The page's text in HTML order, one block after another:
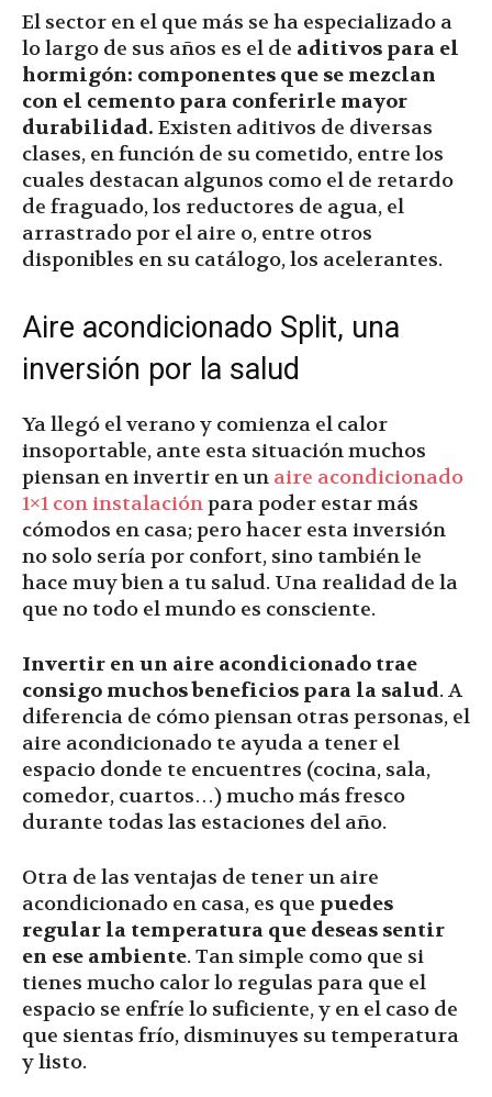
El sector en el que más se ha especializado a
lo largo de sus años es el de aditivos para el
hormigón: componentes que se mezclan
con el cemento para conferirle mayor
durabilidad. Existen aditivos de diversas
clases, en función de su cometido, entre los
cuales destacan algunos como el de retardo
de fraguado, los reductores de agua, el
arrastrado por el aire o, entre otros
disponibles en su catálogo, los acelerantes.
Aire acondicionado Split, una
inversión por la salud
Ya llegó el verano y comienza el calor
insoportable, ante esta situación muchos
piensan en invertir en un aire acondicionado
1×1 con instalaciónpara poder estar más
cómodos en casa; pero hacer esta inversión
no solo sería por confort, sino también le
hace muy bien a tu salud. Una realidad de la
que no todo el mundo es consciente.
Invertir en un aire acondicionado trae
consigo muchos beneficios para la salud. A
diferencia de cómo piensan otras personas, el
aire acondicionado te ayuda a tener el
espacio donde te encuentres (cocina, sala,
comedor, cuartos…) mucho más fresco
durante todas las estaciones del año.
Otra de las ventajas de tener un aire
acondicionado en casa, es que puedes
regular la temperatura que deseas sentir
en ese ambiente. Tan simple como que si
tienes mucho calor lo regulas para que el
espacio se enfríe lo suficiente, y en el caso de
que sientas frío, disminuyes su temperatura
y listo.